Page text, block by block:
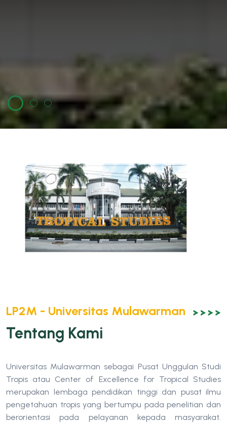
LP2M - Universitas Mulawarman
Tentang Kami
Universitas Mulawarman sebagai Pusat Unggulan Studi
Tropis atau Center of Excellence for Tropical Studies
merupakan lembaga pendidikan tinggi dan pusat ilmu
pengetahuan tropis yang bertumpu pada penelitian dan
berorientasi pada pelayanan kepada masyarakat.